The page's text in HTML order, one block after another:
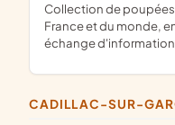
collection de poupées anciennes et modernes de
France et du monde,
échange d'information
CADILLAC-SUR-